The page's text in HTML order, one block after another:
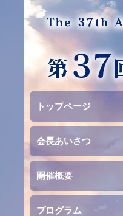
トップページ
会長あいさつ
開催概要
プログラム